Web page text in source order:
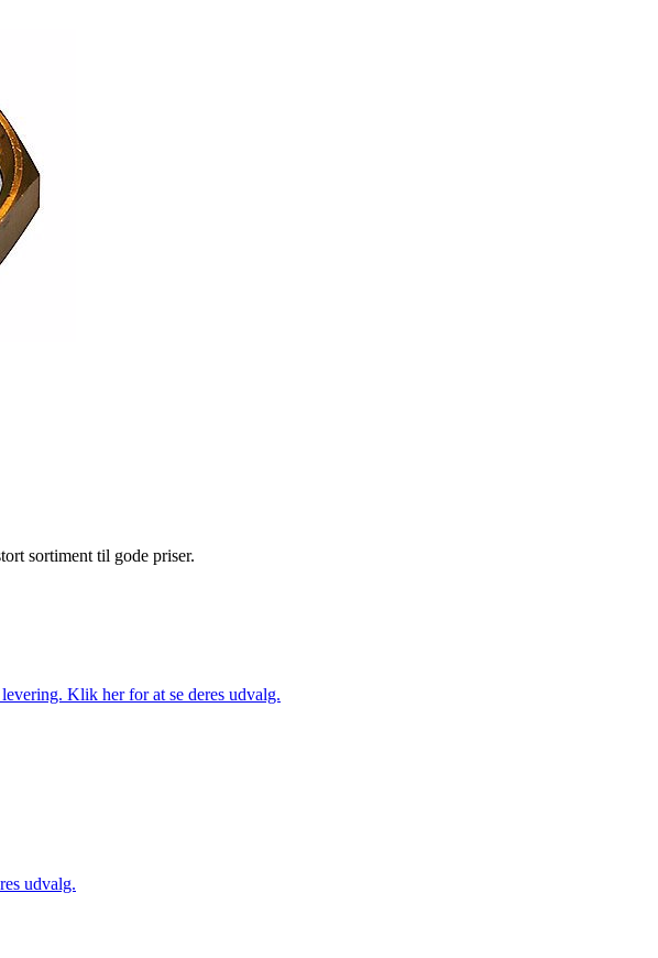
sortiment til gode priser.
Klik her for at se deres udvalg.
udvalg.